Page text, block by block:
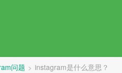
问题 > instagram是什么意思？